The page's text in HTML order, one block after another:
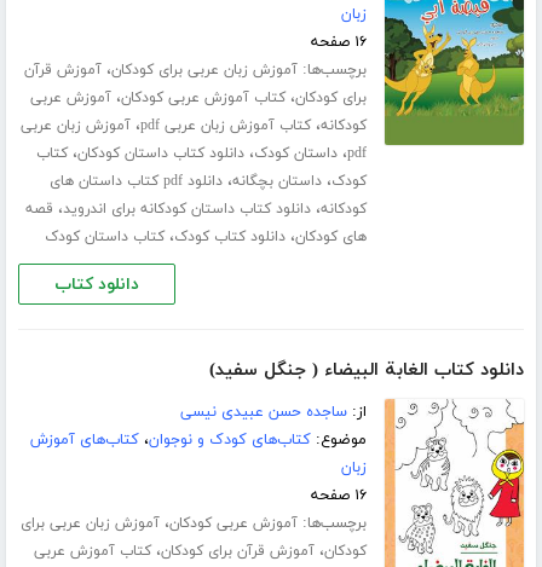
زبان
۱۶ صفحه
برچسب‌ها:آموزش زبان عربی برای کودکان،آموزش قرآن
برای کودکان،کتاب آموزش عربی کودکان،آموزش عربی
کودکانه،کتاب آموزش زبان عربی pdf ،آموزش زبان عربی
pdf،داستان کودک،دانلود کتاب داستان کودکان،کتاب
کودک،داستان بچگانه،
دانلود pdf کتاب داستان های
کودکانه،دانلود کتاب داستان کودکانه برای اندروید، قصه
های کودکان،دانلود کتاب کودک،کتاب داستان کودک
دانلود کتاب
دانلود کتاب الغابة البیضاء ( جنگل سفید)
از:ساجده حسن عبیدی نیسی
موضوع:کتاب‌های کودک و نوجوان،کتاب‌های آموزش
زبان
۱۶ صفحه
برچسب‌ها:آموزش عربی کودکان،آموزش زبان عربی برای
کودکان،آموزش قرآن برای کودکان،کتاب آموزش عربی